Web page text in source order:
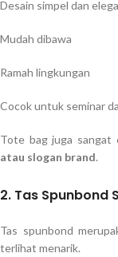
Desain simpel dan
Mudah dibawa
Ramah lingkungan
Cocok untuk seminar
Tote bag juga sangat
atau slogan brand.
2. Tas Spunbond
Tas spunbond
terlihat menarik.